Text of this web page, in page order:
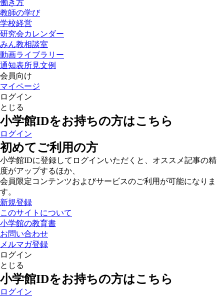
働き方
教師の学び
学校経営
研究会カレンダー
みん教相談室
動画ライブラリー
通知表所見文例
会員向け
マイページ
ログイン
とじる
小学館IDをお持ちの方はこちら
ログイン
初めてご利用の方
小学館IDに登録してログインいただくと、オススメ記事の精
度がアップするほか、
会員限定コンテンツおよびサービスのご利用が可能になりま
す。
新規登録
このサイトについて
小学館の教育書
お問い合わせ
メルマガ登録
ログイン
とじる
小学館IDをお持ちの方はこちら
ログイン